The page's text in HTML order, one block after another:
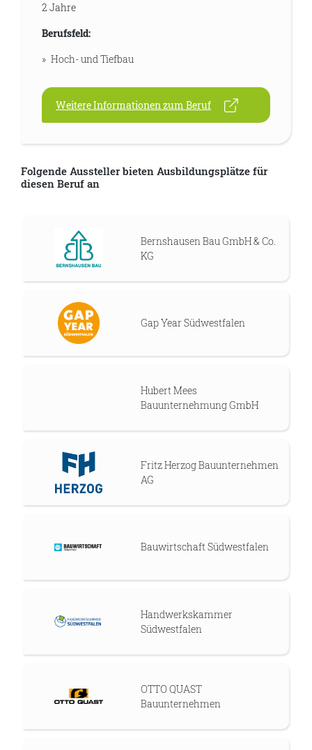
2 Jahre
Berufsfeld:
Hoch- und Tiefbau
Weitere Informationen zum Beruf
Folgende Aussteller bieten Ausbildungsplätze für
diesen Beruf an
Bernshausen Bau GmbH & Co.
KG
Gap Year Südwestfalen
Hubert Mees
Bauunternehmung GmbH
Fritz Herzog Bauunternehmen
AG
Bauwirtschaft Südwestfalen
Handwerkskammer
Südwestfalen
OTTO QUAST
Bauunternehmen